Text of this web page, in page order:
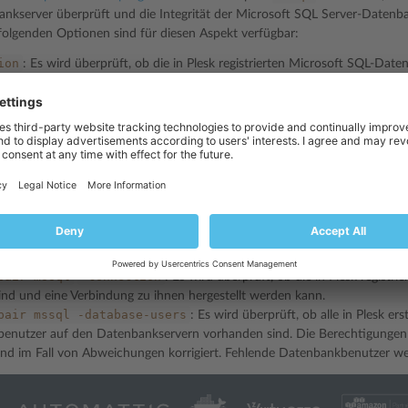
überprüft und die Integrität der Microsoft SQL Server-
Optionen sind für diesen Aspekt verfügbar:
: Es wird überprüft, ob die in Plesk registrierten Microsoft SQL-
: Es wird überprüft, ob alle in Plesk erstellten Microsoft SQL-
Fehlende Datenbanken werden erstellt.
users : Es wird überprüft, ob alle in Plesk erstellten Microsoft SQL-
vorhanden sind. Die Berechtigungen der Datenbankbenutzer
korrigiert. Fehlende Datenbankbenutzer werden erstellt.
mssql : Die Verfügbarkeit von Microsoft SQL-Datenbankservern
Datenbanken und -Datenbankbenutzern wird verifiziert.
mssql -connection : Es wird überprüft, ob die in Plesk
und eine Verbindung zu ihnen hergestellt werden kann.
mssql -database-users : Es wird überprüft, ob alle in Plesk
auf den Datenbankservern vorhanden sind. Die
im Fall von Abweichungen korrigiert. Fehlende Datenbankbenutzer